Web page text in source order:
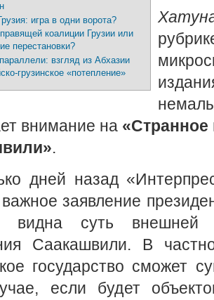
игра в одни ворота?
коалиции Грузии или
перестановки?
взгляд из Абхазии
грузинское «потепление»
внимание на «Странное
.
дней назад
заявление
видна суть внешней
Саакашвили. В
государство сможет
если будет